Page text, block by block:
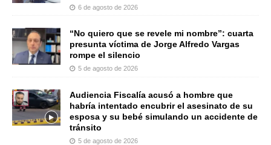
6 de agosto de 2026
“No quiero que se revele mi nombre”: cuarta
presunta víctima de Jorge Alfredo Vargas
rompe el silencio
5 de agosto de 2026
Audiencia Fiscalía acusó a hombre que
habría intentado encubrir el asesinato de su
esposa y su bebé simulando un accidente de
tránsito
5 de agosto de 2026